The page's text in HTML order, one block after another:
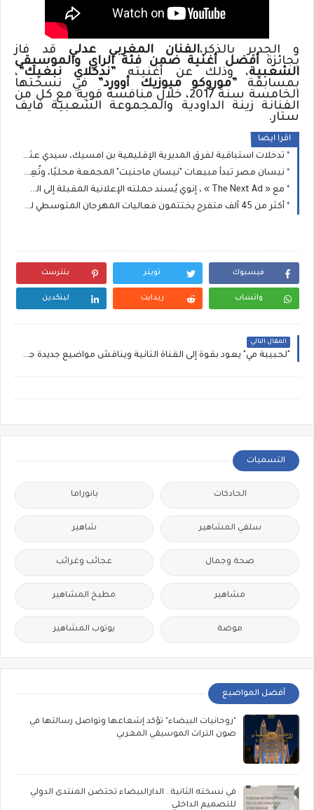
و الجدير بالذكر،الفنان المغربي عدلي قد فاز
بجائزة أفضل أغنية ضمن فئة الراي والموسيقى
الشعبية، وذلك عن أغنيته ”ندكلاي نبغيك” ،
بمسابقة ”موروكو ميوزيك أوورد”
في نسختها
الخامسة سنة 2017، خلال منافسة قوية مع كل من
الفنانة زينة الداودية والمجموعة الشعبية فايف
ستار.
اقرا ايضا
تدخلات استباقية لفرق المديرية الإقليمية بن امسيك، سيدي عثمان و مولاي رشيد
نيسان مصر تبدأ مبيعات "نيسان ماجنيت" المجمعة محليًا، وتُعِيد تعريف فئة السيارات الرياضية المدمجة متعددة الاستخدامات
مع « The Next Ad » ، إنوي يُسند حملته الإعلانية المقبلة إلى الشباب المغربي
أكثر من 45 ألف متفرج يختتمون فعاليات المهرجان المتوسطي للناظور في أجواء استثنائية
فيسبوك تويتر بنترست
واتساب ريدايت لينكدين
المقال التالي
"لحبيبة مي" يعود بقوة إلى القناة الثانية ويناقش مواضيع جديدة جديرة بالمتابعة
التسميات
الحادكات بانوراما
سلفي المشاهير شاهير
صحة وجمال عجائب وغرائب
مشاهير مطبخ المشاهير
موضة يوتوب المشاهير
أفضل المواضيع
"روحانيات البيضاء" تؤكد إشعاعها وتواصل رسالتها في
صون التراث الموسيقي المغربي
في نسخته الثانية.. الدارالبيضاء تحتضن المنتدى الدولي
للتصميم الداخلي